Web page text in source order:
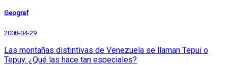
Geograf
2008-04-29
Las montañas distintivas de Venezuela se llaman Tepui o
Tepuy. ¿Qué las hace tan especiales?